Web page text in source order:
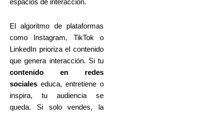
espacios de interacción.
El algoritmo de plataformas
como Instagram, TikTok o
LinkedIn prioriza el contenido
que genera interacción. Si tu
contenido en redes
sociales educa, entretiene o
inspira, tu audiencia se
queda. Si solo vendes, la